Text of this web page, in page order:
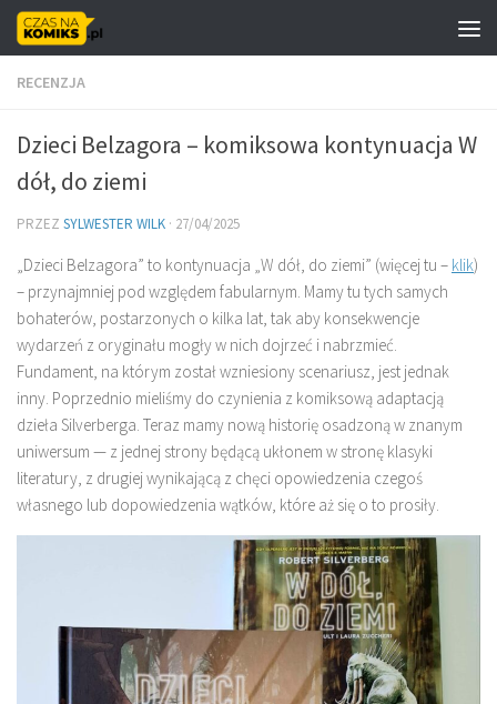
Skip to content
RECENZJA
Dzieci Belzagora – komiksowa kontynuacja W
dół, do ziemi
PRZEZ SYLWESTER WILK · 27/04/2025
„Dzieci Belzagora” to kontynuacja „W dół, do ziemi” (więcej tu – klik)
– przynajmniej pod względem fabularnym. Mamy tu tych samych
bohaterów, postarzonych o kilka lat, tak aby konsekwencje
wydarzeń z oryginału mogły w nich dojrzeć i nabrzmieć.
Fundament, na którym został wzniesiony scenariusz, jest jednak
inny. Poprzednio mieliśmy do czynienia z komiksową adaptacją
dzieła Silverberga. Teraz mamy nową historię osadzoną w znanym
uniwersum — z jednej strony będącą ukłonem w stronę klasyki
literatury, z drugiej wynikającą z chęci opowiedzenia czegoś
własnego lub dopowiedzenia wątków, które aż się o to prosiły.